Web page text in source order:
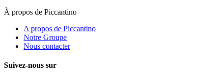
À propos de Piccantino
A propos de Piccantino
Notre Groupe
Nous contacter
Suivez-nous sur